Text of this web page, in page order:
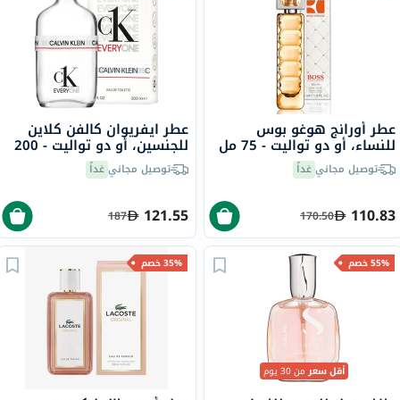
عطر أورانج هوغو بوس
للنساء، أو دو تواليت - 75 مل
توصيل مجانيغداً
110.83
170.50
عطر ايفريوان كالفن كلاين
للجنسين، أو دو تواليت - 200
ملتوصيل مجانيغداً
121.55
187
55% خصم
أقل سعرمن 30 يوم
35% خصم